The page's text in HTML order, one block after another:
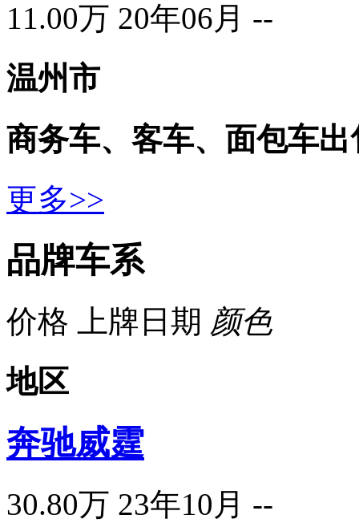
11.00万 20年06月 --
温州市
商务车、客车、面包车出
更多>>
品牌车系
价格 上牌日期 颜色
地区
奔驰威霆
30.80万 23年10月 --